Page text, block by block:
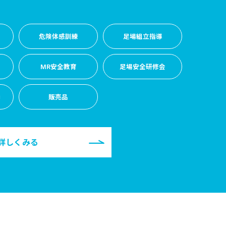
危険体感訓練 足場組立指導
MR安全教育 足場安全研修会
販売品
しくみる